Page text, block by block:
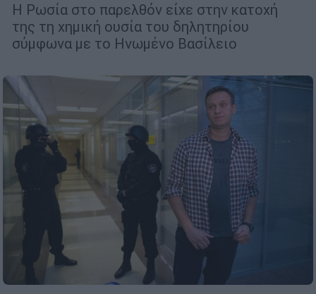
Η Ρωσία στο παρελθόν είχε στην κατοχή
της τη χημική ουσία του δηλητηρίου
σύμφωνα με το Ηνωμένο Βασίλειο